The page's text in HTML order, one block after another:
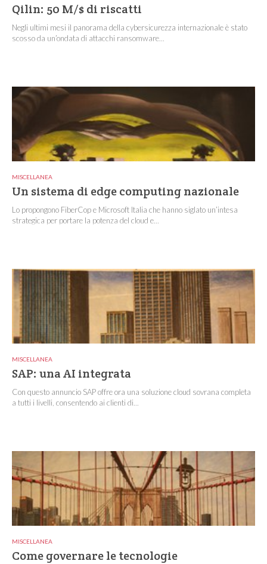
Qilin: 50 M/$ di riscatti
Negli ultimi mesi il panorama della cybersicurezza internazionale è stato
scosso da un’ondata di attacchi ransomware...
MISCELLANEA
Un sistema di edge computing nazionale
Lo propongono FiberCop e Microsoft Italia che hanno siglato un’intesa
strategica per portare la potenza del cloud e...
MISCELLANEA
SAP: una AI integrata
Con questo annuncio SAP offre ora una soluzione cloud sovrana completa
a tutti i livelli, consentendo ai clienti di...
MISCELLANEA
Come governare le tecnologie